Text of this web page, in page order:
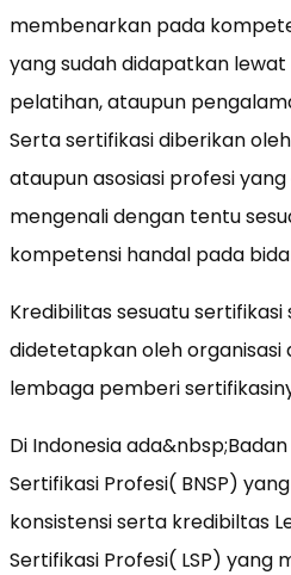
membenarkan pada
yang sudah didapatkan lewat
pelatihan, ataupun
Serta sertifikasi diberikan
ataupun asosiasi profesi
mengenali dengan tentu
kompetensi handal pada
Kredibilitas sesuatu sertifikasi
didetetapkan oleh organisasi
lembaga pemberi
Di Indonesia
Sertifikasi Profesi( BNSP)
konsistensi serta kredibiltas
Sertifikasi Profesi( LSP) yang